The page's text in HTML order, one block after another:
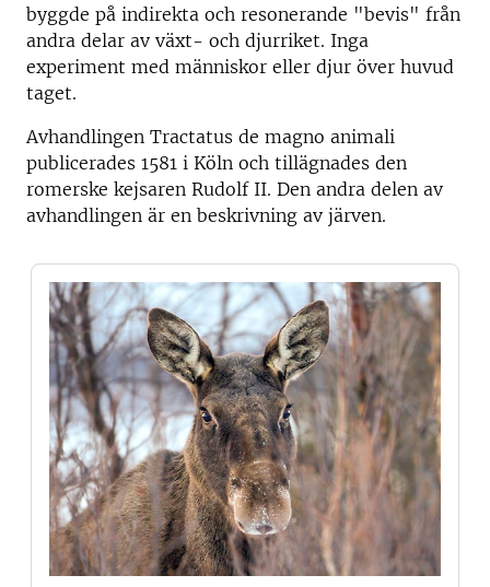
byggde på indirekta och resonerande "bevis" från
andra delar av växt- och djurriket. Inga
experiment med människor eller djur över huvud
taget.
Avhandlingen Tractatus de magno animali
publicerades 1581 i Köln och tillägnades den
romerske kejsaren Rudolf II. Den andra delen av
avhandlingen är en beskrivning av järven.